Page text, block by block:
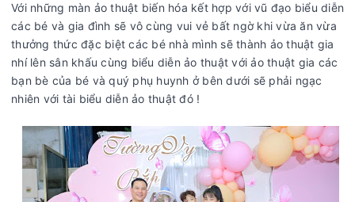
Với những màn ảo thuật biến hóa kết hợp với vũ đạo biểu diễn
các bé và gia đình sẽ vô cùng vui vẻ bất ngờ khi vừa ăn vừa
thưởng thức đặc biệt các bé nhà mình sẽ thành ảo thuật gia
nhí lên sân khấu cùng biểu diễn ảo thuật với ảo thuật gia các
bạn bè của bé và quý phụ huynh ở bên dưới sẽ phải ngạc
nhiên với tài biểu diễn ảo thuật đó !